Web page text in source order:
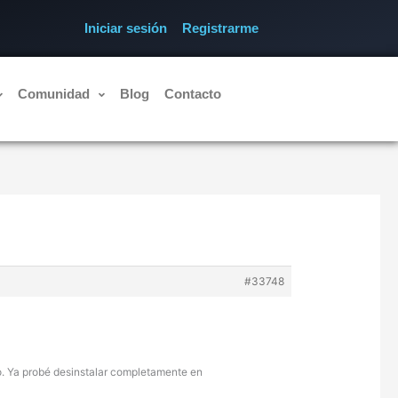
Iniciar sesión Registrarme
Comunidad Blog Contacto
#33748
probé desinstalar completamente en